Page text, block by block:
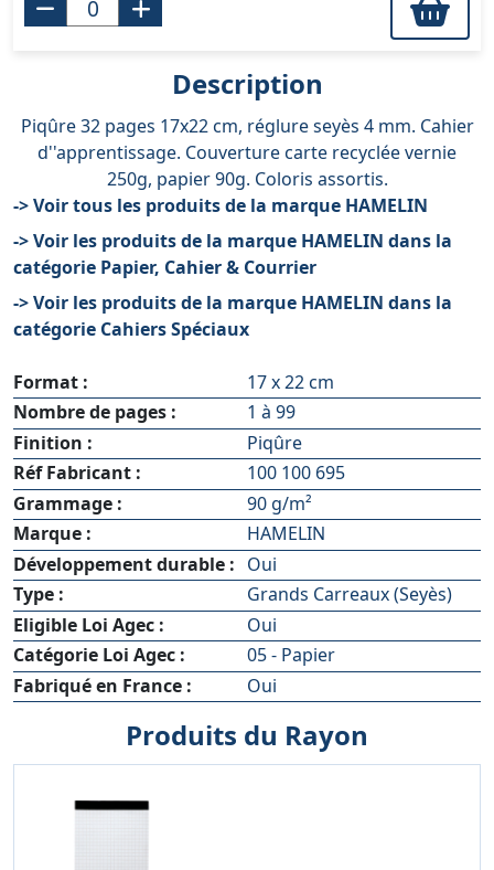
Description
Piqûre 32 pages 17x22 cm, réglure seyès 4 mm. Cahier
d''apprentissage. Couverture carte recyclée vernie
250g, papier 90g. Coloris assortis.
-> Voir tous les produits de la marque HAMELIN
-> Voir les produits de la marque HAMELIN dans la
catégorie Papier, Cahier & Courrier
-> Voir les produits de la marque HAMELIN dans la
catégorie Cahiers Spéciaux
Format :
17 x 22 cm
Nombre de pages :
1 à 99
Finition :
Piqûre
Réf Fabricant :
100 100 695
Grammage :
90 g/m²
Marque :
HAMELIN
Développement durable : Oui
Type :
Grands Carreaux (Seyès)
Eligible Loi Agec :
Oui
Catégorie Loi Agec :
05 - Papier
Fabriqué en France :
Oui
Produits du Rayon